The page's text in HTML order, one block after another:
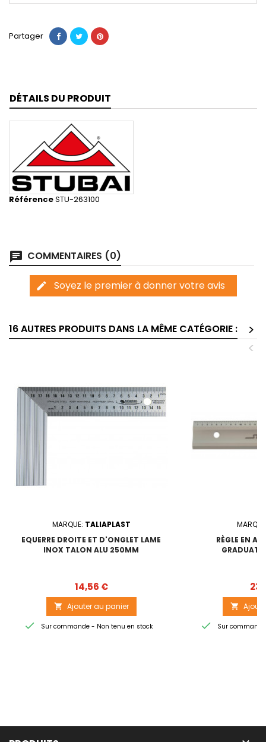
Partager
DÉTAILS DU PRODUIT
RéférenceSTU-263100
chat COMMENTAIRES (0)
edit Soyez le premier à donner votre avis
16 AUTRES PRODUITS DANS LA MÊME CATÉGORIE :
>
<
MARQUE: TALIAPLAST
EQUERRE DROITE ET D'ONGLET LAME
INOX TALON ALU 250MM
Prix
14,56 €
 Ajouter au panier
 Sur commande - Non tenu en stock
RÈGLE EN

 Sur